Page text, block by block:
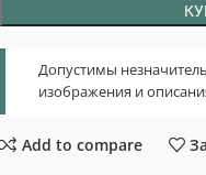
Допустимы
изображения и
Add to compare